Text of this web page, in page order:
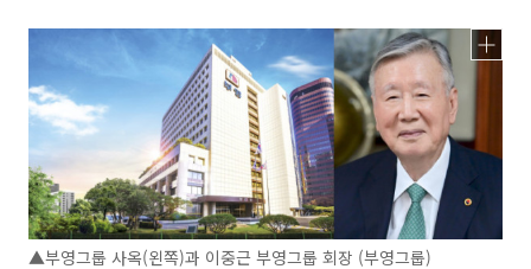
▲부영그룹 사옥(왼쪽)과 이중근 부영그룹 회장 (부영그룹)